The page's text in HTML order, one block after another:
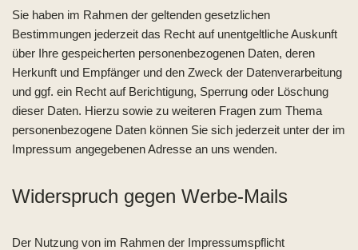
Sie haben im Rahmen der geltenden gesetzlichen
Bestimmungen jederzeit das Recht auf unentgeltliche Auskunft
über Ihre gespeicherten personenbezogenen Daten, deren
Herkunft und Empfänger und den Zweck der Datenverarbeitung
und ggf. ein Recht auf Berichtigung, Sperrung oder Löschung
dieser Daten. Hierzu sowie zu weiteren Fragen zum Thema
personenbezogene Daten können Sie sich jederzeit unter der im
Impressum angegebenen Adresse an uns wenden.
Widerspruch gegen Werbe-Mails
Der Nutzung von im Rahmen der Impressumspflicht